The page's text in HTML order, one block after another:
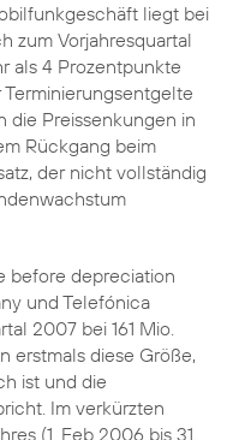
liegt bei
zum Vorjahresquartal
als 4 Prozentpunkte
die Preissenkungen in
Rückgang beim
der nicht vollständig
before depreciation
und Telefónica
2007 bei 161 Mio.
erstmals diese Größe,
ist und die
Im verkürzten
(1. Feb 2006 bis 31.